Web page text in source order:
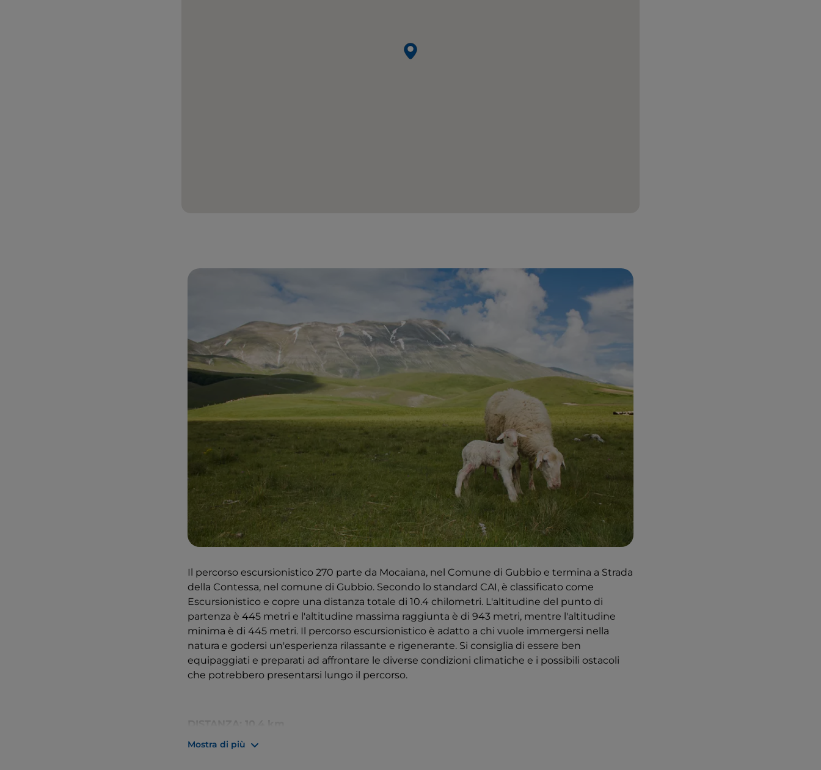
Il percorso escursionistico 270 parte da Mocaiana, nel Comune di Gubbio e termina a Strada
della Contessa, nel comune di Gubbio. Secondo lo standard CAI, è classificato come
Escursionistico e copre una distanza totale di 10.4 chilometri. L'altitudine del punto di
partenza è 445 metri e l'altitudine massima raggiunta è di 943 metri, mentre l'altitudine
minima è di 445 metri. Il percorso escursionistico è adatto a chi vuole immergersi nella
natura e godersi un'esperienza rilassante e rigenerante. Si consiglia di essere ben
equipaggiati e preparati ad affrontare le diverse condizioni climatiche e i possibili ostacoli
che potrebbero presentarsi lungo il percorso.
ALTITUDINE MASSIMA: 943 m
Mostra di più